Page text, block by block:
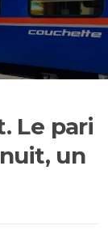
Le pari
un